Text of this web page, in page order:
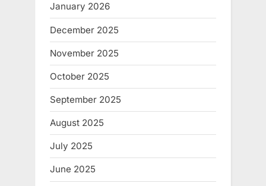
January 2026
December 2025
November 2025
October 2025
September 2025
August 2025
July 2025
June 2025